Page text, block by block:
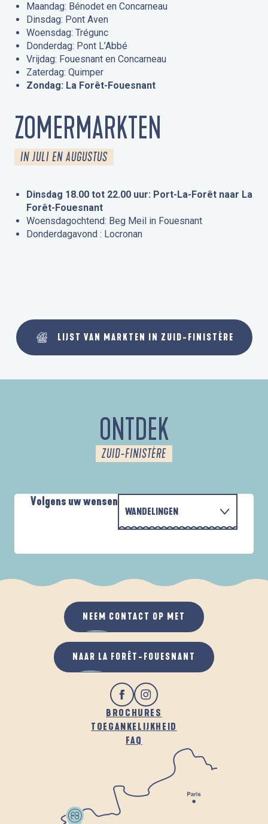
Maandag: Bénodet en Concarneau
Dinsdag: Pont Aven
Woensdag: Trégunc
Donderdag: Pont L’Abbé
Vrijdag: Fouesnant en Concarneau
Zaterdag: Quimper
Zondag: La Forêt-Fouesnant
ZOMERMARKTEN
IN JULI EN AUGUSTUS
Dinsdag 18.00 tot 22.00 uur: Port-La-Forêt naar La
Forêt-Fouesnant
Woensdagochtend: Beg Meil in Fouesnant
Donderdagavond : Locronan
LIJST VAN MARKTEN IN ZUID-FINISTÈRE
ONTDEK
ZUID-FINISTÈRE
Volgens uw wensen
WANDELINGEN
ALS HET REGENT
IN DE FRISSE LUCHT
PARCOURS D'INTERPRÉTATION DE L'ANSE
BROCHURES
TOEGANKELIJKHEID
FAQ
NEEM CONTACT OP MET
NAAR LA FORÊT-FOUESNANT